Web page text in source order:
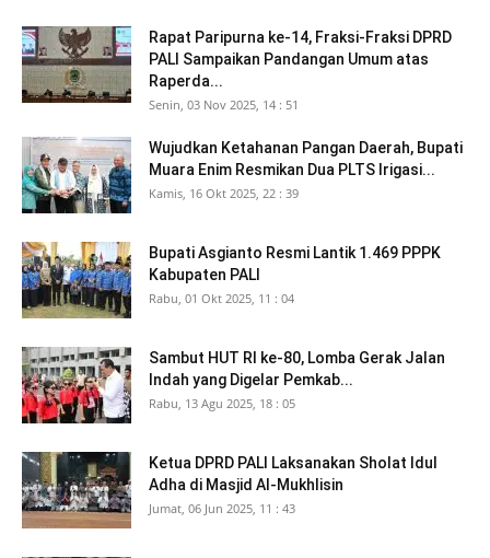
Rapat Paripurna ke-14, Fraksi-Fraksi DPRD
PALI Sampaikan Pandangan Umum atas
Raperda...
Senin, 03 Nov 2025, 14 : 51
Wujudkan Ketahanan Pangan Daerah, Bupati
Muara Enim Resmikan Dua PLTS Irigasi...
Kamis, 16 Okt 2025, 22 : 39
Bupati Asgianto Resmi Lantik 1.469 PPPK
Kabupaten PALI
Rabu, 01 Okt 2025, 11 : 04
Sambut HUT RI ke-80, Lomba Gerak Jalan
Indah yang Digelar Pemkab...
Rabu, 13 Agu 2025, 18 : 05
Ketua DPRD PALI Laksanakan Sholat Idul
Adha di Masjid Al-Mukhlisin
Jumat, 06 Jun 2025, 11 : 43